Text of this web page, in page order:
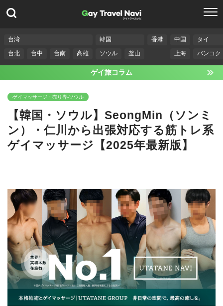
台湾
台北
台中 台南 高雄
韓国
ソウル
釜山
香港
中国
上海
タイ
バンコク
ゲイ旅コラム
ゲイマッサージ・売り専-ソウル
【韓国・ソウル】SeongMin（ソンミ
ン）・仁川から出張対応する筋トレ系
ゲイマッサージ【2025年最新版】